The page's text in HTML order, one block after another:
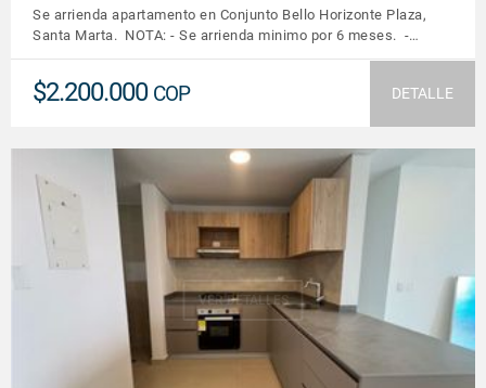
Se arrienda apartamento en Conjunto Bello Horizonte Plaza,
Santa Marta. NOTA: - Se arrienda minimo por 6 meses. -…
$2.200.000 COP DETALLE
VER DETALLES